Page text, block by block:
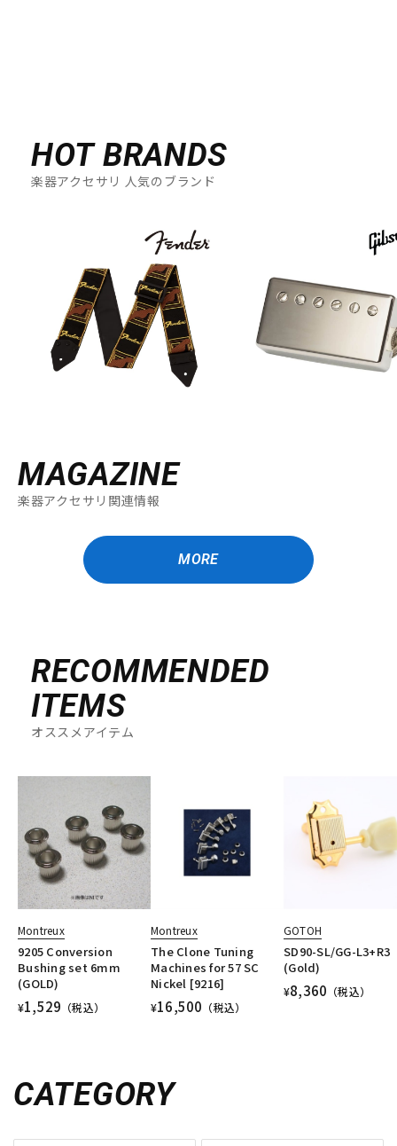
HOT BRANDS
楽器アクセサリ 人気のブランド
MAGAZINE
楽器アクセサリ関連情報
MORE
RECOMMENDED
ITEMS
オススメアイテム
Montreux
9205 Conversion
Bushing set 6mm
(GOLD)
¥1,529 （税込）
Montreux
The Clone Tuning
Machines for 57 SC
Nickel [9216]
¥16,500 （税込）
GOTOH
SD90-SL/GG-L3+R3
(Gold)
¥8,360 （税込）
CATEGORY